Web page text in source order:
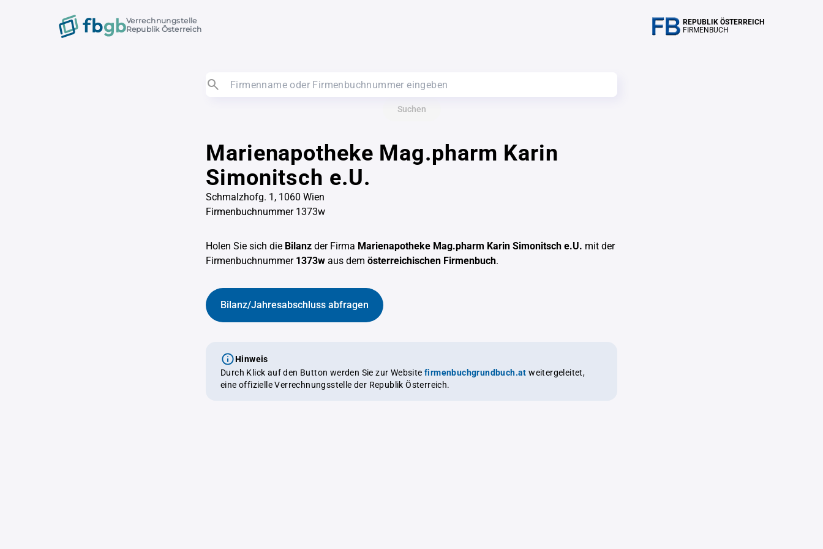
Verrechnungstelle
Republik Österreich
REPUBLIK ÖSTERREICH
FIRMENBUCH
Suchen
Marienapotheke Mag.pharm Karin
Simonitsch e.U.
Schmalzhofg. 1, 1060 Wien
Firmenbuchnummer 1373w
Holen Sie sich die Bilanz der Firma Marienapotheke Mag.pharm Karin Simonitsch e.U. mit der
Firmenbuchnummer 1373w aus dem österreichischen Firmenbuch.
Bilanz/Jahresabschluss abfragen
Hinweis
Durch Klick auf den Button werden Sie zur Website firmenbuchgrundbuch.at weitergeleitet,
eine offizielle Verrechnungsstelle der Republik Österreich.